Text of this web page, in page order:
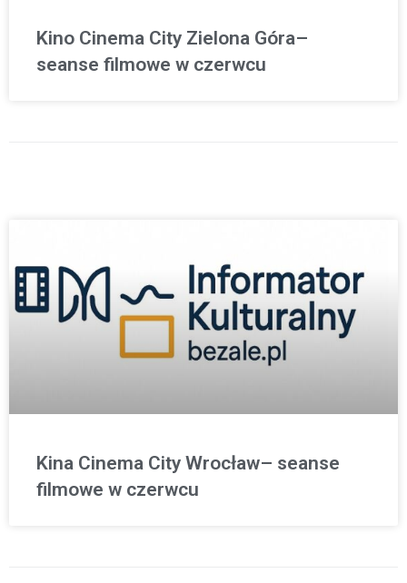
Kino Cinema City Zielona Góra–
seanse filmowe w czerwcu
Kina Cinema City Wrocław– seanse
filmowe w czerwcu